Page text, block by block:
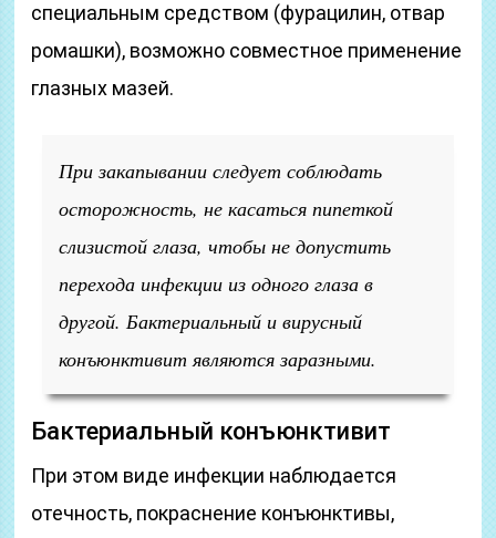
специальным средством (фурацилин, отвар
ромашки), возможно совместное применение
глазных мазей.
При закапывании следует соблюдать
осторожность, не касаться пипеткой
слизистой глаза, чтобы не допустить
перехода инфекции из одного глаза в
другой. Бактериальный и вирусный
конъюнктивит являются заразными.
Бактериальный конъюнктивит
При этом виде инфекции наблюдается
отечность, покраснение конъюнктивы,